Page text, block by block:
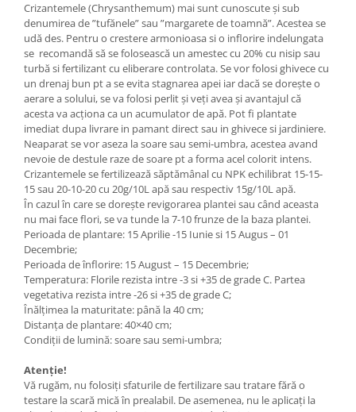
Crizantemele (Chrysanthemum) mai sunt cunoscute și sub
denumirea de ”tufănele” sau ”margarete de toamnă”. Acestea se
udă des. Pentru o crestere armonioasa si o inflorire indelungata
se recomandă să se folosească un amestec cu 20% cu nisip sau
turbă si fertilizant cu eliberare controlata. Se vor folosi ghivece cu
un drenaj bun pt a se evita stagnarea apei iar dacă se dorește o
aerare a solului, se va folosi perlit și veți avea și avantajul că
acesta va acționa ca un acumulator de apă. Pot fi plantate
imediat dupa livrare in pamant direct sau in ghivece si jardiniere.
Neaparat se vor aseza la soare sau semi-umbra, acestea avand
nevoie de destule raze de soare pt a forma acel colorit intens.
Crizantemele se fertilizează săptămânal cu NPK echilibrat 15-15-
15 sau 20-10-20 cu 20g/10L apă sau respectiv 15g/10L apă.
În cazul în care se dorește revigorarea plantei sau când aceasta
nu mai face flori, se va tunde la 7-10 frunze de la baza plantei.
Perioada de plantare: 15 Aprilie -15 Iunie si 15 Augus – 01
Decembrie;
Perioada de înflorire: 15 August – 15 Decembrie;
Temperatura: Florile rezista intre -3 si +35 de grade C. Partea
vegetativa rezista intre -26 si +35 de grade C;
Înălțimea la maturitate: până la 40 cm;
Distanța de plantare: 40×40 cm;
Condiții de lumină: soare sau semi-umbra;
Atenție!
Vă rugăm, nu folosiți sfaturile de fertilizare sau tratare fără o
testare la scară mică în prealabil. De asemenea, nu le aplicați la